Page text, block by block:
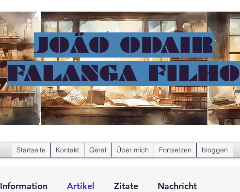
JOÃO ODAIR
FALANGA FILHO
Startseite Kontakt Geral Über mich Fortsetzen bloggen
Information Artikel Zitate Nachricht